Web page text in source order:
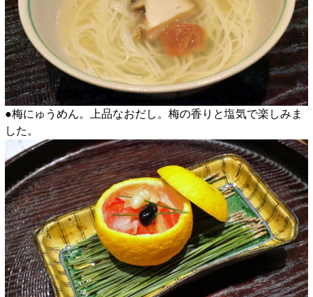
●梅にゅうめん。上品なおだし。梅の香りと塩気で楽しみま
した。